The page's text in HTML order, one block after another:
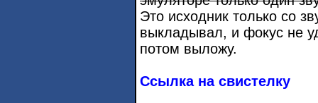
Это исходник только со
выкладывал, и фокус не
потом выложу.
Ссылка на свистелку